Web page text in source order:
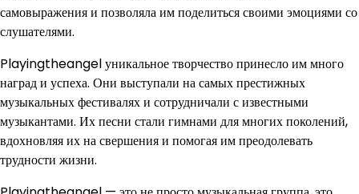
самовыражения и позволяла им поделиться своими эмоциями со
слушателями.
Playingtheangel уникальное творчество принесло им много
наград и успеха. Они выступали на самых престижных
музыкальных фестивалях и сотрудничали с известными
музыкантами. Их песни стали гимнами для многих поколений,
вдохновляя их на свершения и помогая им преодолевать
трудности жизни.